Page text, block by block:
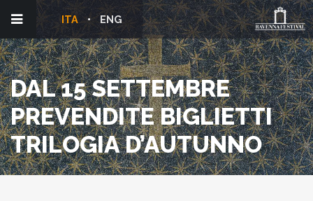
ENG
ITA
DAL 15 SETTEMBRE
PREVENDITE BIGLIETTI
TRILOGIA D’AUTUNNO